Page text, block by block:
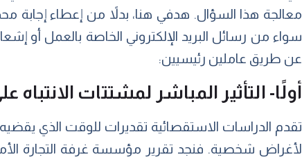
معالجة هذا السؤال. هدفي هنا، بدلاً من إعطاء إجابة
سواء من رسائل البريد الإلكتروني الخاصة بالعمل أو
عن طريق عاملين رئيسيين:
أولًا- التأثير المباشر لمشتتات
تقدم الدراسات الاستقصائية تقديرات للوقت الذي يقضيه
لأغراض شخصية. فنجد تقرير مؤسسة غرفة التجارة